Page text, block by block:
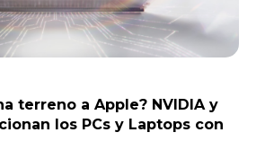
terreno a Apple? NVIDIA y
los PCs y Laptops con